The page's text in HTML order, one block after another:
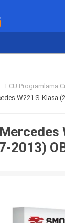
ECU Programlama
W221 S-Klasa
2013)